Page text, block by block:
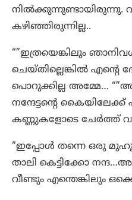
നിൽക്കുന്നുണ്ടായിരുന്നു.
കഴിഞ്ഞിരുന്നില്ല..
“”ഇത്രയെങ്കിലും
ചെയ്തില്ലെങ്കിൽ എന്റെ
പൊറുക്കില്ല അമ്മേ…
നന്ദേട്ടന്റെ
കണ്ണുകളോടെ ചേർത്ത്
“ഇപ്പോൾ തന്നെ ഒരു
താലി കെട്ടിക്കോ
വീണ്ടും എന്തെങ്കിലും